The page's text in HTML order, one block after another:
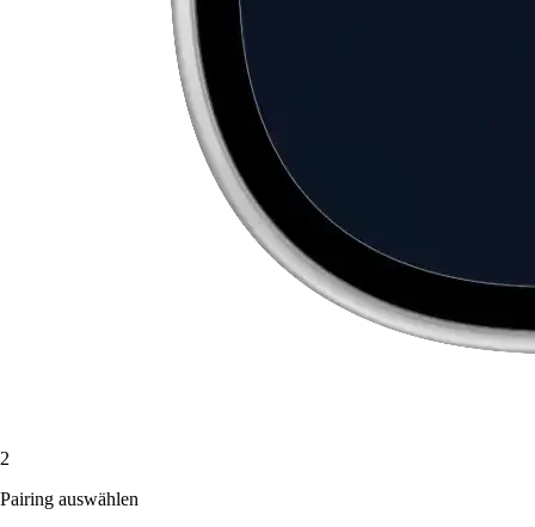
2
Pairing auswählen